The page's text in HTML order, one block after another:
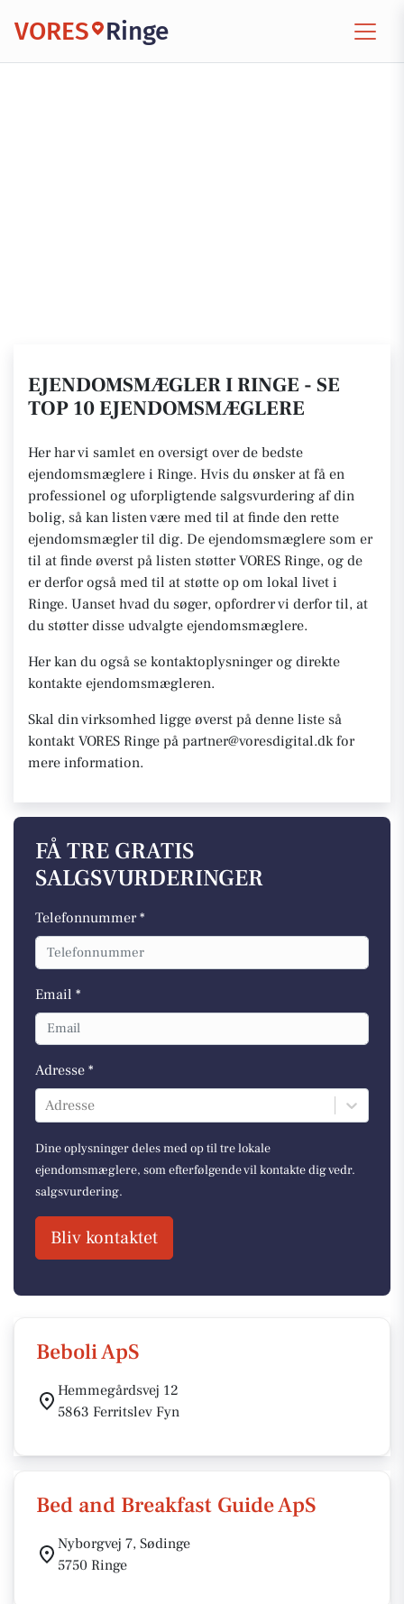
VORES Ringe
EJENDOMSMÆGLER I RINGE - SE
TOP 10 EJENDOMSMÆGLERE
Her har vi samlet en oversigt over de bedste
ejendomsmæglere i Ringe. Hvis du ønsker at få en
professionel og uforpligtende salgsvurdering af din
bolig, så kan listen være med til at finde den rette
ejendomsmægler til dig. De ejendomsmæglere som er
til at finde øverst på listen støtter VORES Ringe, og de
er derfor også med til at støtte op om lokal livet i
Ringe. Uanset hvad du søger, opfordrer vi derfor til, at
du støtter disse udvalgte ejendomsmæglere.
Her kan du også se kontaktoplysninger og direkte
kontakte ejendomsmægleren.
Skal din virksomhed ligge øverst på denne liste så
kontakt VORES Ringe på partner@voresdigital.dk for
mere information.
FÅ TRE GRATIS
SALGSVURDERINGER
Telefonnummer *
Email *
Adresse *
Adresse
Dine oplysninger deles med op til tre lokale
ejendomsmæglere, som efterfølgende vil kontakte dig vedr.
salgsvurdering.
Bliv kontaktet
Beboli ApS
Hemmegårdsvej 12
5863 Ferritslev Fyn
Bed and Breakfast Guide ApS
Nyborgvej 7, Sødinge
5750 Ringe